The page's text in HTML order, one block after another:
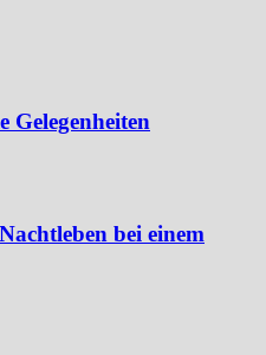
Gelegenheiten
bei einem